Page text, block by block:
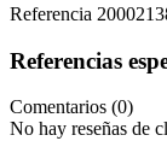
Referencia
Referencias
Comentarios (0)
No hay reseñas de